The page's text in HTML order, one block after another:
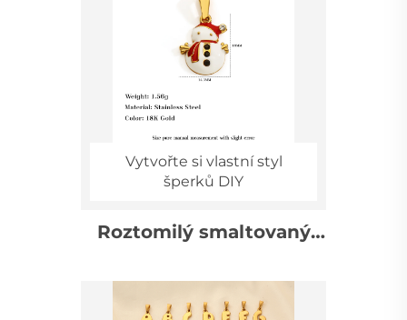
rukavicemi, přívěsek,
zimní šperky
Vytvořte si vlastní styl
šperků DIY
Roztomilý smaltovaný
vánočním snehulákem,
dárek k novému roku,